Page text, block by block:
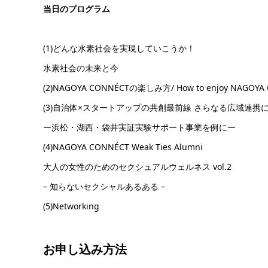
当日のプログラム
(1)どんな水素社会を実現していこうか！
水素社会の未来と今
(2)NAGOYA CONNÉCTの楽しみ方/ How to enjoy NAGOYA
(3)自治体×スタートアップの共創最前線 さらなる広域連携
ー浜松・湖西・袋井実証実験サポート事業を例にー
(4)NAGOYA CONNÉCT Weak Ties Alumni
大人の女性のためのセクシュアルウェルネス vol.2
– 知らないセクシャルあるある –
(5)Networking
お申し込み方法